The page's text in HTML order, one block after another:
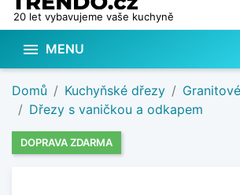
20 let vybavujeme vaše kuchyně
 MENU
Domů Kuchyňské dřezy
Dřezy s vaničkou a odkapem
DOPRAVA ZDARMA